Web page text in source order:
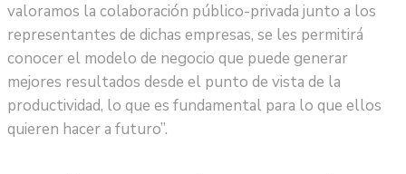
valoramos la colaboración público-privada junto a los
representantes de dichas empresas, se les permitirá
conocer el modelo de negocio que puede generar
mejores resultados desde el punto de vista de la
productividad, lo que es fundamental para lo que ellos
quieren hacer a futuro”.